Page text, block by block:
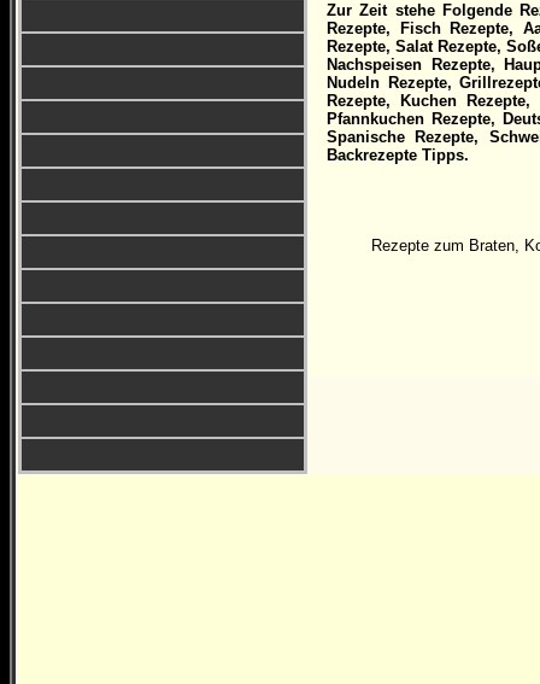
Zur Zeit stehe Folgende
Rezepte, Fisch Rezepte,
Rezepte, Salat Rezepte,
Nachspeisen Rezepte,
Nudeln Rezepte,
Rezepte, Kuchen
Pfannkuchen Rezepte,
Spanische Rezepte,
Backrezepte Tipps.
Rezepte zum Braten,